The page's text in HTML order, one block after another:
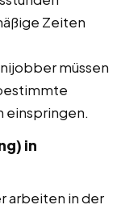
Zeiten
müssen
einspringen.
in
arbeiten in der